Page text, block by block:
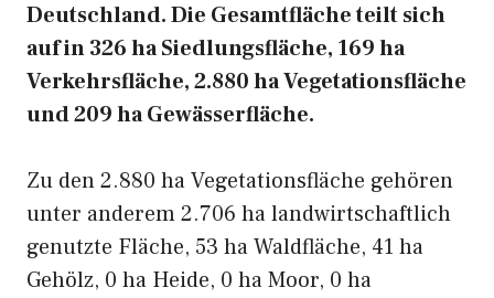
Deutschland. Die Gesamtfläche teilt sich
auf in 326 ha Siedlungsfläche, 169 ha
Verkehrsfläche, 2.880 ha Vegetationsfläche
und 209 ha Gewässerfläche.
Zu den 2.880 ha Vegetationsfläche gehören
unter anderem 2.706 ha landwirtschaftlich
genutzte Fläche, 53 ha Waldfläche, 41 ha
Gehölz, 0 ha Heide, 0 ha Moor, 0 ha